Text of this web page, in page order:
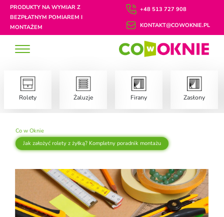
PRODUKTY NA WYMIAR Z
BEZPŁATNYM POMIAREM I
MONTAŻEM
+48 513 727 908
KONTAKT@COWOKNIE.PL
Rolety Żaluzje Firany Zasłony
Co w Oknie
Jak założyć rolety z żyłką? Kompletny poradnik montażu